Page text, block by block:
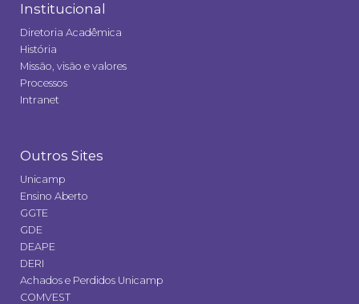
Institucional
Diretoria Acadêmica
História
Missão, visão e valores
Processos
Intranet
Outros Sites
Unicamp
Ensino Aberto
GGTE
GDE
DEAPE
DERI
Achados e Perdidos Unicamp
COMVEST